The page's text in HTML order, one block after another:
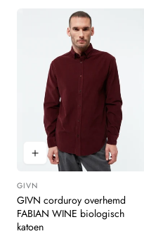
Leverancier:
GIVN
GIVN corduroy overhemd
FABIAN WINE biologisch
katoen